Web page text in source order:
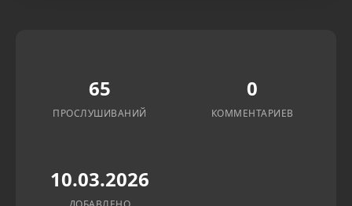
65
ПРОСЛУШИВАНИЙ
0
КОММЕНТАРИЕВ
10.03.2026